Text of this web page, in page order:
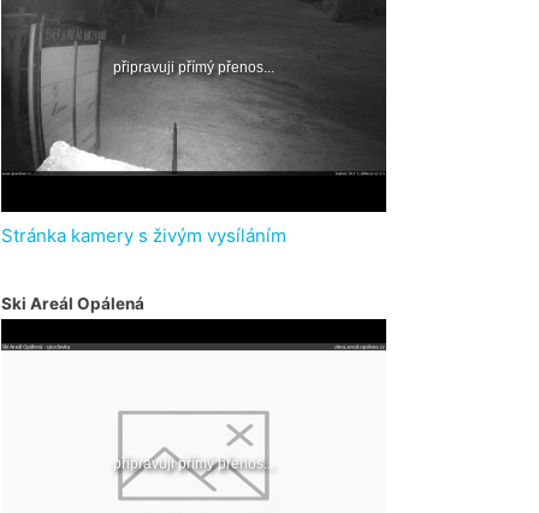
Stránka kamery s živým vysíláním
Ski Areál Opálená